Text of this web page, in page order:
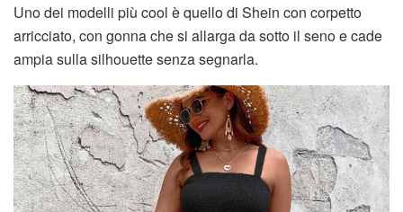
Uno dei modelli più cool è quello di Shein con corpetto
arricciato, con gonna che si allarga da sotto il seno e cade
ampia sulla silhouette senza segnarla.